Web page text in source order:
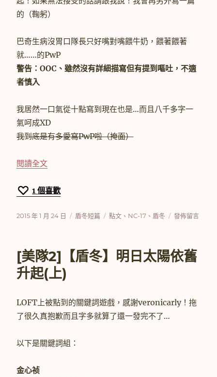
的（鞠躬）
巴奇生病沒胃口隊長只好嘴對嘴餵牛奶，餵著餵著
就……的PwP
警告：OOC、雖然沒有詳細描寫但有提到嘔吐，不適
者慎入
我居然一口氣從十點寫到現在也是…而且八千多字一
氣呵成XD
我到底是有多愛寫PwP啦（掩面）
閱讀全文〈[美隊2]【盾冬】Hot Milk〉
1 個喜歡
發
2015 年 1 月 24 日
分
盾冬短篇
標
點文 、 NC-17 、 盾冬
在
【盾
發佈留言
[美隊2]【盾冬】明日太陽依舊
升起(上)
LOFT上被點到的關鍵詞遊戲，感謝veronicarly！拖
了很久真抱歉而且字多就算了還一發完不了…
以下是關鍵詞組：
金心祯